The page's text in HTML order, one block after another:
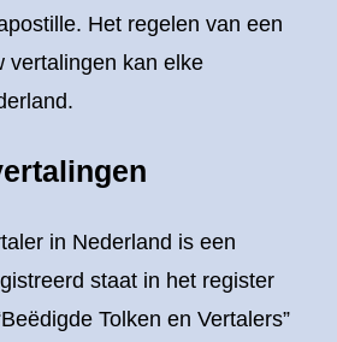
Het regelen van een
vertalingen kan elke
in Nederland is een
staat in het register
Tolken en Vertalers”